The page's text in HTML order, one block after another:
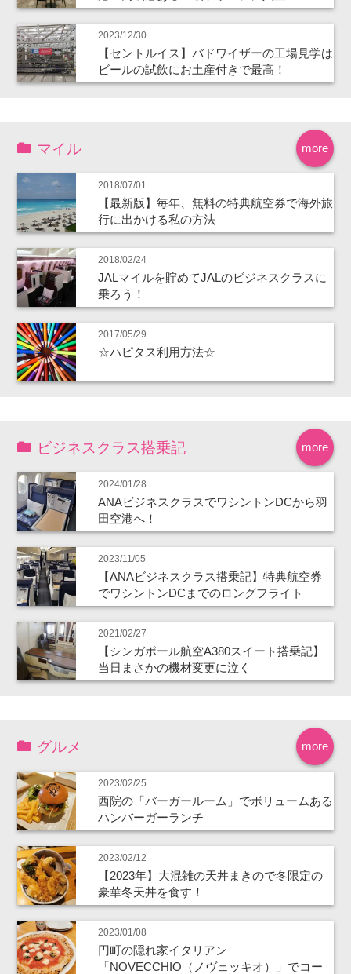
2023/12/30
【セントルイス】バドワイザーの工場見学は
ビールの試飲にお土産付きで最高！
more
マイル
2018/07/01
【最新版】毎年、無料の特典航空券で海外旅
行に出かける私の方法
2018/02/24
JALマイルを貯めてJALのビジネスクラスに
乗ろう！
2017/05/29
☆ハピタス利用方法☆
more
ビジネスクラス搭乗記
2024/01/28
ANAビジネスクラスでワシントンDCから羽
田空港へ！
2023/11/05
【ANAビジネスクラス搭乗記】特典航空券
でワシントンDCまでのロングフライト
2021/02/27
【シンガポール航空A380スイート搭乗記】
当日まさかの機材変更に泣く
more
グルメ
2023/02/25
西院の「バーガールーム」でボリュームある
ハンバーガーランチ
2023/02/12
【2023年】大混雑の天丼まきので冬限定の
豪華冬天丼を食す！
2023/01/08
円町の隠れ家イタリアン
「NOVECCHIO（ノヴェッキオ）」でコー